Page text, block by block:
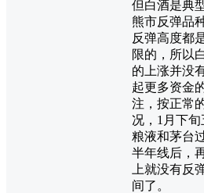
但白酒是典
熊市反弹品
反弹高度都
限的，所以
的上涨并没
起更多资金
注，按正常
况，1月下旬
粮液和茅台
半年线后，
上就没有反
间了。